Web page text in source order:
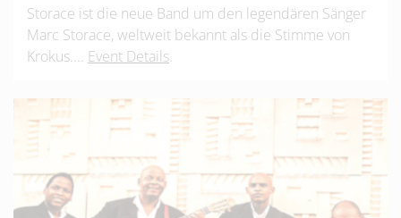
Storace ist die neue Band um den legendären Sänger
Marc Storace, weltweit bekannt als die Stimme von
Krokus.... Event Details.